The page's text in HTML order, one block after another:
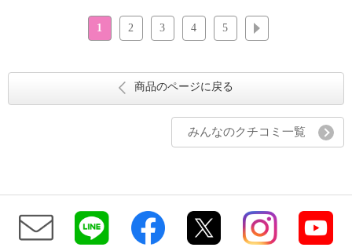
1 2 3 4 5
商品のページに戻る
みんなのクチコミ一覧